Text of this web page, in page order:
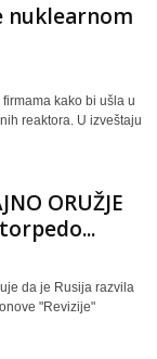
nuklearnom
kako bi ušla u
reaktora. U izveštaju
ORUŽJE
da je Rusija razvila
"Revizije"